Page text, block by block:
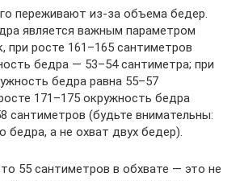
переживают из-за объема бедер.
является важным параметром
при росте 161–165 сантиметров
бедра — 53–54 сантиметра; при
бедра равна 55–57
171–175 окружность бедра
сантиметров (будьте внимательны:
бедра, а не охват двух бедер).
55 сантиметров в обхвате — это не